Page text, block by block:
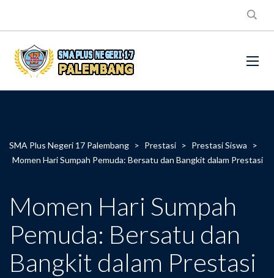
SMA Plus Negeri 17 Palembang > Prestasi > Prestasi Siswa
>
Momen Hari Sumpah Pemuda: Bersatu dan Bangkit dalam Prestasi
Momen Hari Sumpah
Pemuda: Bersatu dan
Bangkit dalam Prestasi